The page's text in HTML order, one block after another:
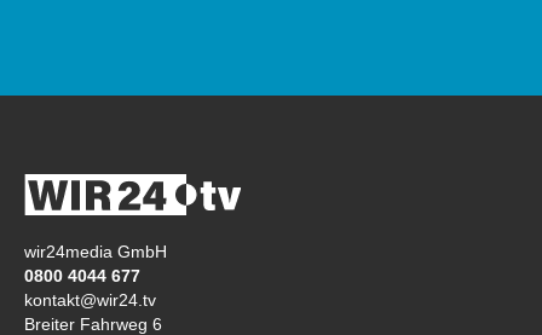
wir24media GmbH
0800 4044 677
kontakt@wir24.tv
Breiter Fahrweg 6